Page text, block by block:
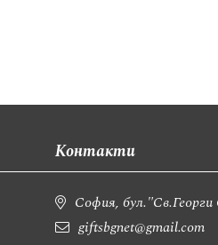
Контакти
София,
giftsbgnet@gmail.com